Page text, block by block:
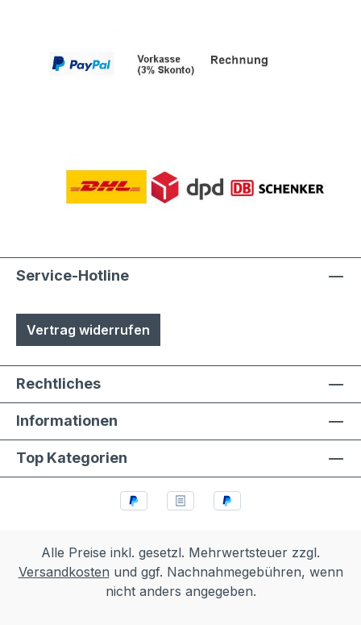
Service-Hotline
Vertrag widerrufen
Rechtliches
Informationen
Top Kategorien
Alle Preise inkl. gesetzl. Mehrwertsteuer zzgl.
Versandkosten und ggf. Nachnahmegebühren, wenn
nicht anders angegeben.